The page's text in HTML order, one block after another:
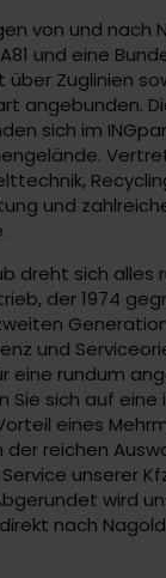
von und nach
und eine
Zuglinien
angebunden.
sich im
und
dreht sich alles
der 1974
und
eine rundum
Sie sich auf eine
eines
reichen
unserer
wird
nach